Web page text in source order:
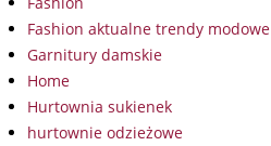
Fashion aktualne trendy modowe
Garnitury damskie
Home
Hurtownia sukienek
hurtownie odzieżowe